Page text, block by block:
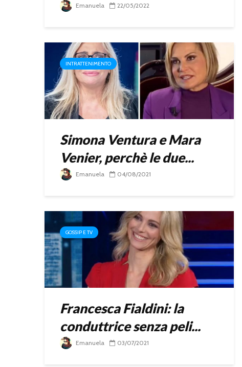
Emanuela 22/05/2022
INTRATTENIMENTO
Simona Ventura e Mara
Venier, perchè le due...
Emanuela 04/08/2021
GOSSIP E TV
Francesca Fialdini: la
conduttrice senza peli...
Emanuela 03/07/2021